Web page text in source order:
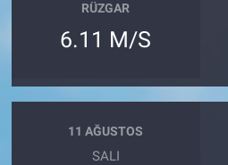
RÜZGAR
6.11 M/S
11 AĞUSTOS
SALI